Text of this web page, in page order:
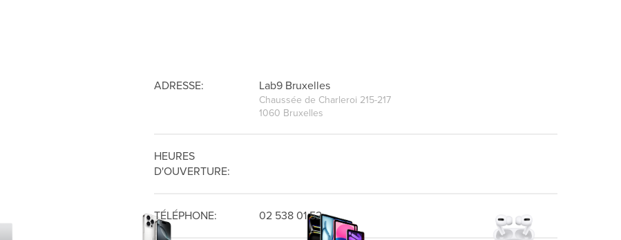
ADRESSE: Lab9 Bruxelles
Chaussée de Charleroi 215-217
1060 Bruxelles
HEURES
D'OUVERTURE:
TÉLÉPHONE: 02 538 01 52